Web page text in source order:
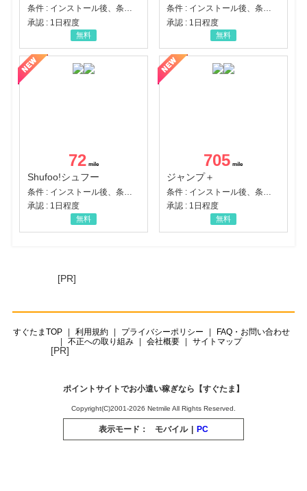
条件 : インストール後、条件達成
承認 : 1日程度
無料
条件 : インストール後、条件達成
承認 : 1日程度
無料
72
Shufoo!シュフー
承認 : 1日程度
無料
705
ジャンプ＋
承認 : 1日程度
無料
[PR]
すぐたまTOP 利用規約 プライバシーポリシー
FAQ・お問い合わせ
不正への取り組み
会社概要 サイトマップ
[PR]
ポイントサイトでお小遣い稼ぎなら【すぐたま】
Copyright(C)2001-2026 Netmile All Rights Reserved.
表示モード： モバイル | PC